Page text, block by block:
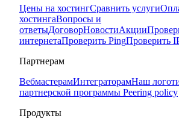
Цены на хостингСравнить услуги
хостингаВопросы и
ответыДоговорНовостиАкции
интернетаПроверить PingПроверить
Партнерам
ВебмастерамИнтеграторамНаш
партнерской программы Peering policy
Продукты